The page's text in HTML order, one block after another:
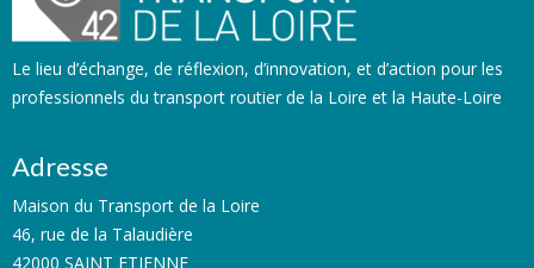
Le lieu d’échange, de réflexion, d’innovation, et d’action pour les
professionnels du transport routier de la Loire et la Haute-Loire
Adresse
Maison du Transport de la Loire
46, rue de la Talaudière
42000 SAINT ETIENNE